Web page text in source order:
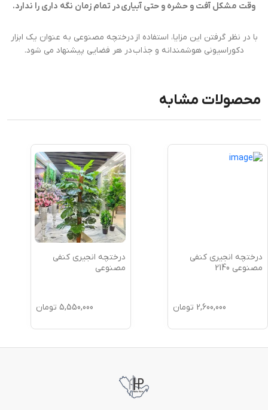
وقت مشکل آفت و حشره و حتی آبیاری در تمام زمان نگه داری را ندارد.
با در نظر گرفتن این مزایا، استفاده از درختچه مصنوعی به عنوان یک ابزار
دکوراسیونی هوشمندانه و جذاب در هر فضایی پیشنهاد می شود.
محصولات مشابه
درختچه انجیری کنفی
مصنوعی 2140
2,600,000 تومان
درختچه انجیری کنفی
مصنوعی
5,550,000 تومان